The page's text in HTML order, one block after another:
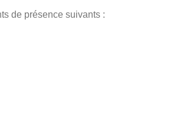
de présence suivants :